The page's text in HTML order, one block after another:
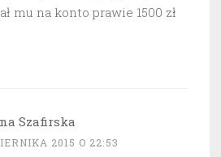
mu na konto prawie 1500 zł
Szafirska
2015 O 22:53